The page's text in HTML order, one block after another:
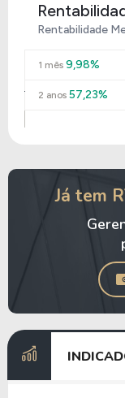
Rentabilidade
1 mês 9,98%
2 anos 57,23%
Já tem